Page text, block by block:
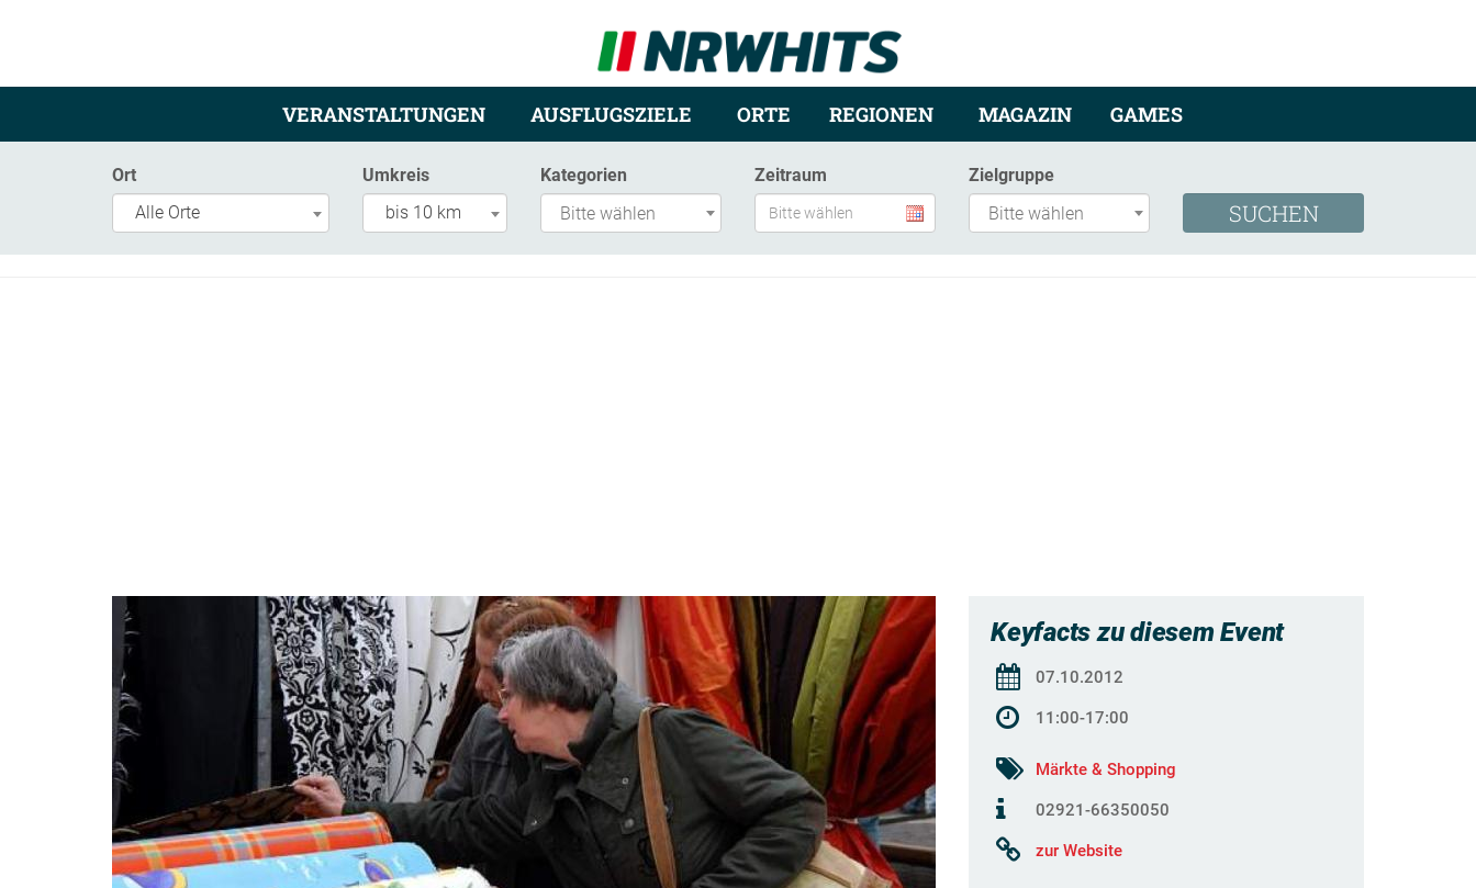
VERANSTALTUNGEN AUSFLUGSZIELE ORTE REGIONEN MAGAZIN GAMES
Ort
Alle Orte
Umkreis
bis 10 km
Kategorien Zeitraum Zielgruppe
Keyfacts zu diesem Event
07.10.2012
11:00-17:00
Märkte & Shopping
02921-66350050
zur Website